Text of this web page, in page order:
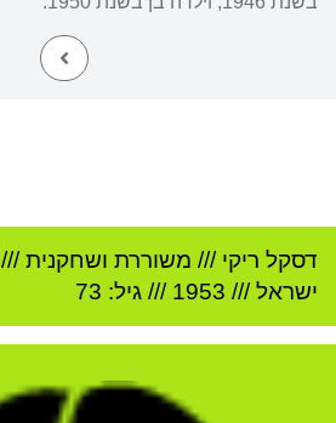
דסקל ריקי /// משוררת ושחקנית ///
ישראל///
1953 /// גיל: 73